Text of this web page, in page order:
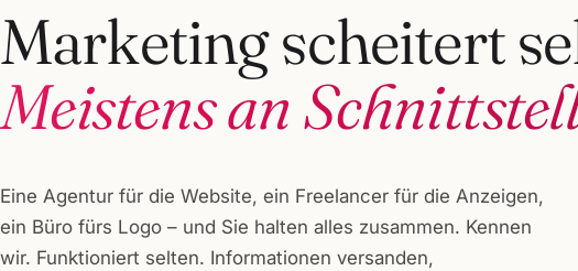
Marketing scheitert
Meistens an
Eine Agentur für die Website, ein Freelancer für die Anzeigen,
ein Büro fürs Logo – und Sie halten alles zusammen. Kennen
wir. Funktioniert selten. Informationen versanden,